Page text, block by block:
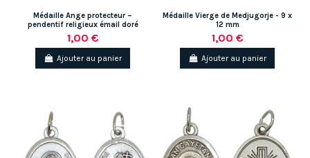
Médaille Ange protecteur –
pendentif religieux émail doré
1,00 €
Ajouter au panier
Médaille Vierge de Medjugorje - 9 x
12 mm
1,00 €
Ajouter au panier